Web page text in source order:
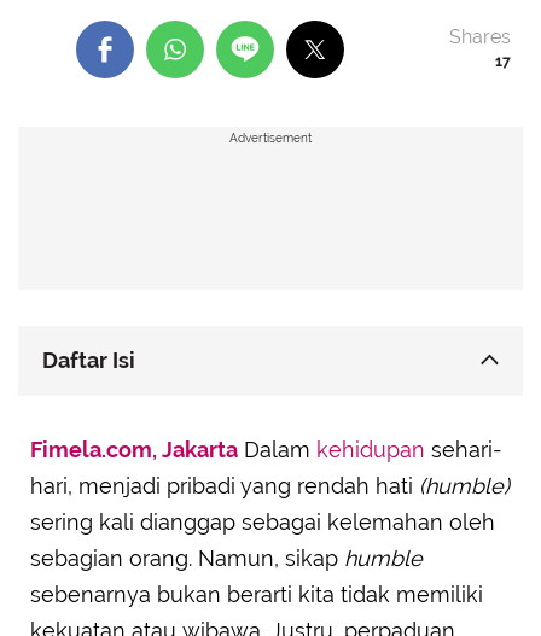
17
Shares
Daftar Isi
Bersikap Jujur dan Autentik
Menunjukkan Empati dengan Benar-Benar Tulus
Menghargai Pencapaian Orang Lain
Berani Mengakui Kesalahan dan Belajar dari
Kegagalan
Fimela.com, Jakarta Dalam kehidupan sehari-
hari, menjadi pribadi yang rendah hati (humble)
sering kali dianggap sebagai kelemahan oleh
sebagian orang. Namun, sikap humble
sebenarnya bukan berarti kita tidak memiliki
kekuatan atau wibawa. Justru, perpaduan